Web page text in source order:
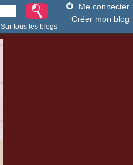
Me connecter
Créer mon blog
Sur tous les blogs